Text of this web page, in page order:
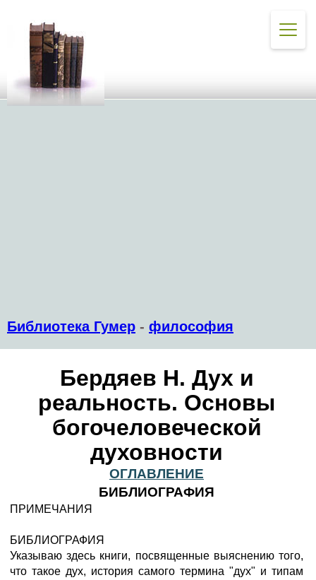
Библиотека Гумер - философия
Бердяев Н. Дух и
реальность. Основы
богочеловеческой
духовности
ОГЛАВЛЕНИЕ
БИБЛИОГРАФИЯ
ПРИМЕЧАНИЯ
БИБЛИОГРАФИЯ
Указываю здесь книги, посвященные выяснению того,
что такое дух, история самого термина "дух" и типам